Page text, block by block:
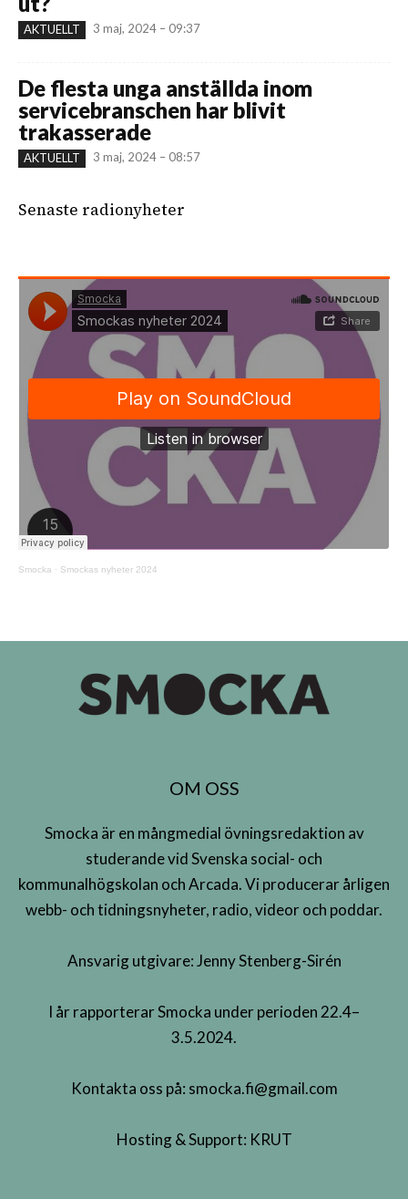
AKTUELLT 3 maj, 2024 – 09:37
De flesta unga anställda inom
servicebranschen har blivit
trakasserade
AKTUELLT 3 maj, 2024 – 08:57
Senaste radionyheter
Smocka · Smockas nyheter 2024
OM OSS
Smocka är en mångmedial övningsredaktion av
studerande vid Svenska social- och
kommunalhögskolan och Arcada. Vi producerar årligen
webb- och tidningsnyheter, radio, videor och poddar.
Ansvarig utgivare: Jenny Stenberg-Sirén
I år rapporterar Smocka under perioden 22.4–
3.5.2024.
Kontakta oss på: smocka.fi@gmail.com
Hosting & Support: KRUT